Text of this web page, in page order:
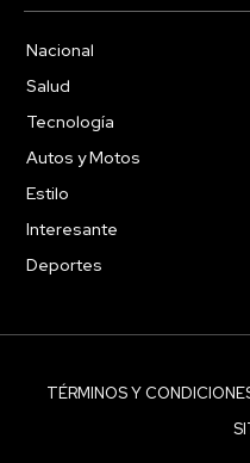
Nacional
Salud
Tecnología
Autos y Motos
Estilo
Interesante
Deportes
TÉRMINOS Y